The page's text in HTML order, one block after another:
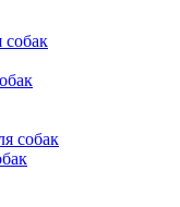
собак
собак